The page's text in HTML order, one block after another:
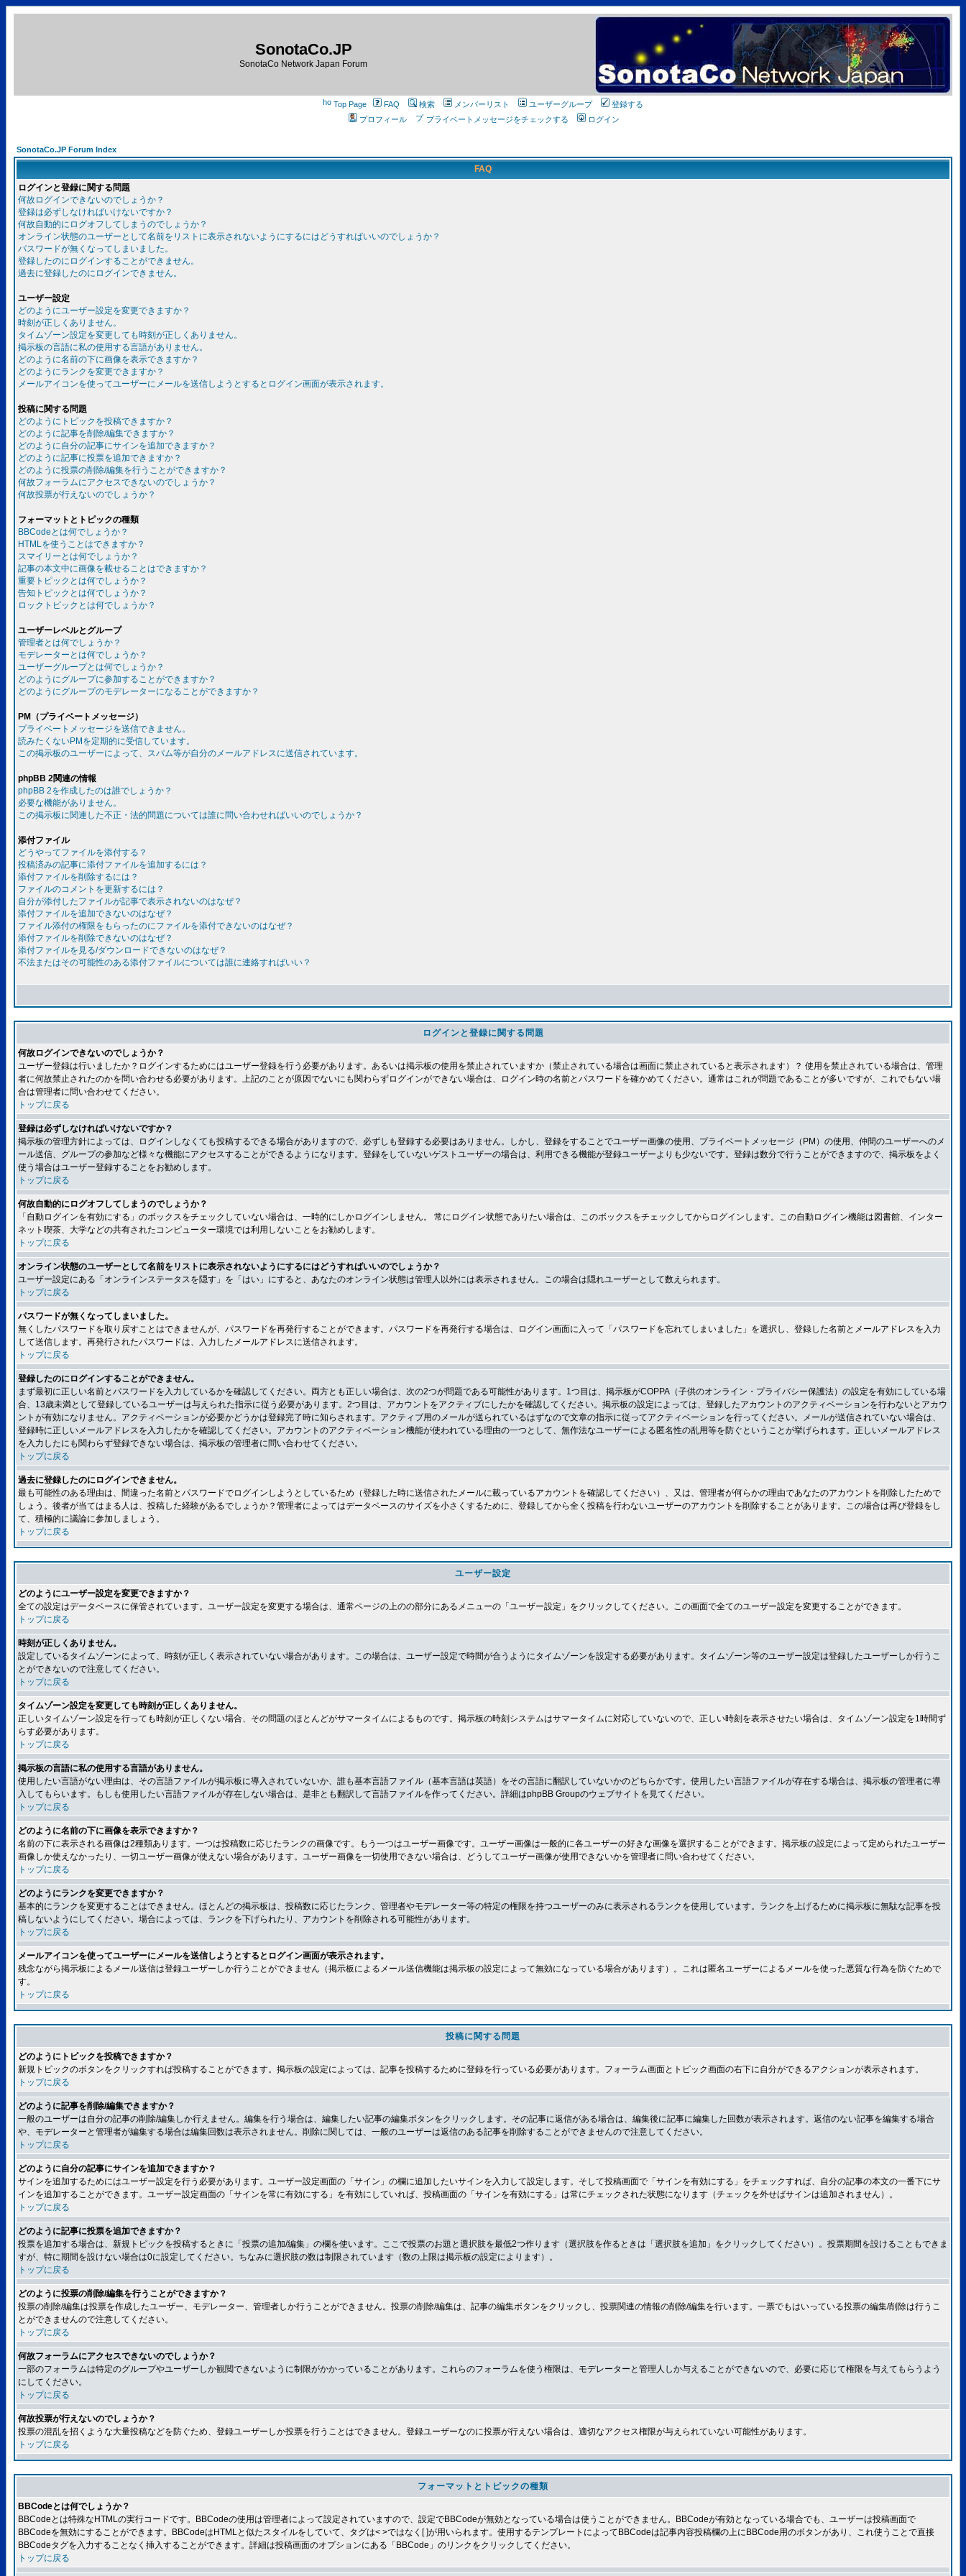
SonotaCo.JP
SonotaCo Network Japan Forum
Top Page FAQ 検索 メンバーリスト ユーザーグループ
登録する
プロフィール
プライベートメッセージをチェックする ログイン
SonotaCo.JP Forum Index
FAQ
ログインと登録に関する問題
何故ログインできないのでしょうか？
登録は必ずしなければいけないですか？
何故自動的にログオフしてしまうのでしょうか？
オンライン状態のユーザーとして名前をリストに表示されないようにするにはどうすればいいのでしょうか？
パスワードが無くなってしまいました。
登録したのにログインすることができません。
過去に登録したのにログインできません。
ユーザー設定
どのようにユーザー設定を変更できますか？
時刻が正しくありません。
タイムゾーン設定を変更しても時刻が正しくありません。
掲示板の言語に私の使用する言語がありません。
どのように名前の下に画像を表示できますか？
どのようにランクを変更できますか？
メールアイコンを使ってユーザーにメールを送信しようとするとログイン画面が表示されます。
投稿に関する問題
どのようにトピックを投稿できますか？
どのように記事を削除/編集できますか？
どのように自分の記事にサインを追加できますか？
どのように記事に投票を追加できますか？
どのように投票の削除/編集を行うことができますか？
何故フォーラムにアクセスできないのでしょうか？
何故投票が行えないのでしょうか？
フォーマットとトピックの種類
BBCodeとは何でしょうか？
HTMLを使うことはできますか？
スマイリーとは何でしょうか？
記事の本文中に画像を載せることはできますか？
重要トピックとは何でしょうか？
告知トピックとは何でしょうか？
ロックトピックとは何でしょうか？
ユーザーレベルとグループ
管理者とは何でしょうか？
モデレーターとは何でしょうか？
ユーザーグループとは何でしょうか？
どのようにグループに参加することができますか？
どのようにグループのモデレーターになることができますか？
PM（プライベートメッセージ）
プライベートメッセージを送信できません。
読みたくないPMを定期的に受信しています。
この掲示板のユーザーによって、スパム等が自分のメールアドレスに送信されています。
phpBB 2関連の情報
phpBB 2を作成したのは誰でしょうか？
必要な機能がありません。
この掲示板に関連した不正・法的問題については誰に問い合わせればいいのでしょうか？
添付ファイル
どうやってファイルを添付する？
投稿済みの記事に添付ファイルを追加するには？
添付ファイルを削除するには？
ファイルのコメントを更新するには？
自分が添付したファイルが記事で表示されないのはなぜ？
添付ファイルを追加できないのはなぜ？
ファイル添付の権限をもらったのにファイルを添付できないのはなぜ？
添付ファイルを削除できないのはなぜ？
添付ファイルを見る/ダウンロードできないのはなぜ？
不法またはその可能性のある添付ファイルについては誰に連絡すればいい？
ログインと登録に関する問題
何故ログインできないのでしょうか？
ユーザー登録は行いましたか？ログインするためにはユーザー登録を行う必要があります。あるいは掲示板の使用を禁止されていますか（禁止されている場合は画面に禁止されていると表示されます）？ 使用を禁止されている場合は、管理
者に何故禁止されたのかを問い合わせる必要があります。上記のことが原因でないにも関わらずログインができない場合は、ログイン時の名前とパスワードを確かめてください。通常はこれが問題であることが多いですが、これでもない場
合は管理者に問い合わせてください。
トップに戻る
登録は必ずしなければいけないですか？
掲示板の管理方針によっては、ログインしなくても投稿するできる場合がありますので、必ずしも登録する必要はありません。しかし、登録をすることでユーザー画像の使用、プライベートメッセージ（PM）の使用、仲間のユーザーへのメ
ール送信、グループの参加など様々な機能にアクセスすることができるようになります。登録をしていないゲストユーザーの場合は、利用できる機能が登録ユーザーよりも少ないです。登録は数分で行うことができますので、掲示板をよく
使う場合はユーザー登録することをお勧めします。
トップに戻る
何故自動的にログオフしてしまうのでしょうか？
「自動ログインを有効にする」のボックスをチェックしていない場合は、一時的にしかログインしません。 常にログイン状態でありたい場合は、このボックスをチェックしてからログインします。この自動ログイン機能は図書館、インター
ネット喫茶、大学などの共有されたコンピューター環境では利用しないことをお勧めします。
トップに戻る
オンライン状態のユーザーとして名前をリストに表示されないようにするにはどうすればいいのでしょうか？
ユーザー設定にある「オンラインステータスを隠す」を「はい」にすると、あなたのオンライン状態は管理人以外には表示されません。この場合は隠れユーザーとして数えられます。
トップに戻る
パスワードが無くなってしまいました。
無くしたパスワードを取り戻すことはできませんが、パスワードを再発行することができます。パスワードを再発行する場合は、ログイン画面に入って「パスワードを忘れてしまいました」を選択し、登録した名前とメールアドレスを入力
して送信します。再発行されたパスワードは、入力したメールアドレスに送信されます。
トップに戻る
登録したのにログインすることができません。
まず最初に正しい名前とパスワードを入力しているかを確認してください。両方とも正しい場合は、次の2つが問題である可能性があります。1つ目は、掲示板がCOPPA（子供のオンライン・プライバシー保護法）の設定を有効にしている場
合、13歳未満として登録しているユーザーは与えられた指示に従う必要があります。2つ目は、アカウントをアクティブにしたかを確認してください。掲示板の設定によっては、登録したアカウントのアクティベーションを行わないとアカウ
ントが有効になりません。アクティベーションが必要かどうかは登録完了時に知らされます。アクティブ用のメールが送られているはずなので文章の指示に従ってアクティベーションを行ってください。メールが送信されていない場合は、
登録時に正しいメールアドレスを入力したかを確認してください。アカウントのアクティベーション機能が使われている理由の一つとして、無作法なユーザーによる匿名性の乱用等を防ぐということが挙げられます。正しいメールアドレス
を入力したにも関わらず登録できない場合は、掲示板の管理者に問い合わせてください。
トップに戻る
過去に登録したのにログインできません。
最も可能性のある理由は、間違った名前とパスワードでログインしようとしているため（登録した時に送信されたメールに載っているアカウントを確認してください）、又は、管理者が何らかの理由であなたのアカウントを削除したためで
しょう。後者が当てはまる人は、投稿した経験があるでしょうか？管理者によってはデータベースのサイズを小さくするために、登録してから全く投稿を行わないユーザーのアカウントを削除することがあります。この場合は再び登録をし
て、積極的に議論に参加しましょう。
トップに戻る
ユーザー設定
どのようにユーザー設定を変更できますか？
全ての設定はデータベースに保管されています。ユーザー設定を変更する場合は、通常ページの上のの部分にあるメニューの「ユーザー設定」をクリックしてください。この画面で全てのユーザー設定を変更することができます。
トップに戻る
時刻が正しくありません。
設定しているタイムゾーンによって、時刻が正しく表示されていない場合があります。この場合は、ユーザー設定で時間が合うようにタイムゾーンを設定する必要があります。タイムゾーン等のユーザー設定は登録したユーザーしか行うこ
とができないので注意してください。
トップに戻る
タイムゾーン設定を変更しても時刻が正しくありません。
正しいタイムゾーン設定を行っても時刻が正しくない場合、その問題のほとんどがサマータイムによるものです。掲示板の時刻システムはサマータイムに対応していないので、正しい時刻を表示させたい場合は、タイムゾーン設定を1時間ず
らす必要があります。
トップに戻る
掲示板の言語に私の使用する言語がありません。
使用したい言語がない理由は、その言語ファイルが掲示板に導入されていないか、誰も基本言語ファイル（基本言語は英語）をその言語に翻訳していないかのどちらかです。使用したい言語ファイルが存在する場合は、掲示板の管理者に導
入してもらいます。もしも使用したい言語ファイルが存在しない場合は、是非とも翻訳して言語ファイルを作ってください。詳細はphpBB Groupのウェブサイトを見てください。
トップに戻る
どのように名前の下に画像を表示できますか？
名前の下に表示される画像は2種類あります。一つは投稿数に応じたランクの画像です。もう一つはユーザー画像です。ユーザー画像は一般的に各ユーザーの好きな画像を選択することができます。掲示板の設定によって定められたユーザー
画像しか使えなかったり、一切ユーザー画像が使えない場合があります。ユーザー画像を一切使用できない場合は、どうしてユーザー画像が使用できないかを管理者に問い合わせてください。
トップに戻る
どのようにランクを変更できますか？
基本的にランクを変更することはできません。ほとんどの掲示板は、投稿数に応じたランク、管理者やモデレーター等の特定の権限を持つユーザーのみに表示されるランクを使用しています。ランクを上げるために掲示板に無駄な記事を投
稿しないようにしてください。場合によっては、ランクを下げられたり、アカウントを削除される可能性があります。
トップに戻る
メールアイコンを使ってユーザーにメールを送信しようとするとログイン画面が表示されます。
残念ながら掲示板によるメール送信は登録ユーザーしか行うことができません（掲示板によるメール送信機能は掲示板の設定によって無効になっている場合があります）。これは匿名ユーザーによるメールを使った悪質な行為を防ぐためで
す。
トップに戻る
投稿に関する問題
どのようにトピックを投稿できますか？
新規トピックのボタンをクリックすれば投稿することができます。掲示板の設定によっては、記事を投稿するために登録を行っている必要があります。フォーラム画面とトピック画面の右下に自分ができるアクションが表示されます。
トップに戻る
どのように記事を削除/編集できますか？
一般のユーザーは自分の記事の削除/編集しか行えません。編集を行う場合は、編集したい記事の編集ボタンをクリックします。その記事に返信がある場合は、編集後に記事に編集した回数が表示されます。返信のない記事を編集する場合
や、モデレーターと管理者が編集する場合は編集回数は表示されません。削除に関しては、一般のユーザーは返信のある記事を削除することができませんので注意してください。
トップに戻る
どのように自分の記事にサインを追加できますか？
サインを追加するためにはユーザー設定を行う必要があります。ユーザー設定画面の「サイン」の欄に追加したいサインを入力して設定します。そして投稿画面で「サインを有効にする」をチェックすれば、自分の記事の本文の一番下にサ
インを追加することができます。ユーザー設定画面の「サインを常に有効にする」を有効にしていれば、投稿画面の「サインを有効にする」は常にチェックされた状態になります（チェックを外せばサインは追加されません）。
トップに戻る
どのように記事に投票を追加できますか？
投票を追加する場合は、新規トピックを投稿するときに「投票の追加/編集」の欄を使います。ここで投票のお題と選択肢を最低2つ作ります（選択肢を作るときは「選択肢を追加」をクリックしてください）。投票期間を設けることもできま
すが、特に期間を設けない場合は0に設定してください。ちなみに選択肢の数は制限されています（数の上限は掲示板の設定によります）。
トップに戻る
どのように投票の削除/編集を行うことができますか？
投票の削除/編集は投票を作成したユーザー、モデレーター、管理者しか行うことができません。投票の削除/編集は、記事の編集ボタンをクリックし、投票関連の情報の削除/編集を行います。一票でもはいっている投票の編集/削除は行うこ
とができませんので注意してください。
トップに戻る
何故フォーラムにアクセスできないのでしょうか？
一部のフォーラムは特定のグループやユーザーしか観閲できないように制限がかかっていることがあります。これらのフォーラムを使う権限は、モデレーターと管理人しか与えることができないので、必要に応じて権限を与えてもらうよう
にしてください。
トップに戻る
何故投票が行えないのでしょうか？
投票の混乱を招くような大量投稿などを防ぐため、登録ユーザーしか投票を行うことはできません。登録ユーザーなのに投票が行えない場合は、適切なアクセス権限が与えられていない可能性があります。
トップに戻る
フォーマットとトピックの種類
BBCodeとは何でしょうか？
BBCodeとは特殊なHTMLの実行コードです。BBCodeの使用は管理者によって設定されていますので、設定でBBCodeが無効となっている場合は使うことができません。BBCodeが有効となっている場合でも、ユーザーは投稿画面で
BBCodeを無効にすることができます。BBCodeはHTMLと似たスタイルをしていて、タグは< >ではなく[ ]が用いられます。使用するテンプレートによってBBCodeは記事内容投稿欄の上にBBCode用のボタンがあり、これ使うことで直接
BBCodeタグを入力することなく挿入することができます。詳細は投稿画面のオプションにある「BBCode」のリンクをクリックしてください。
トップに戻る